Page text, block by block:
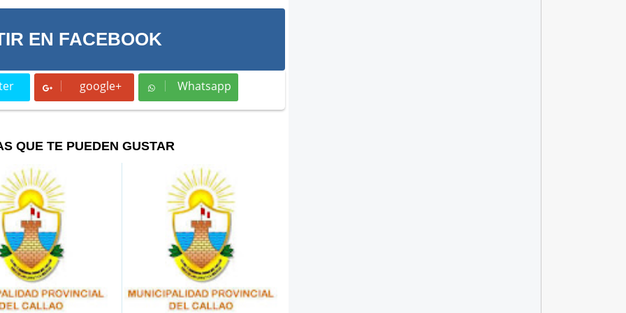
EN FACEBOOK
google+ Whatsapp
Whatsapp
QUE TE PUEDEN GUSTAR